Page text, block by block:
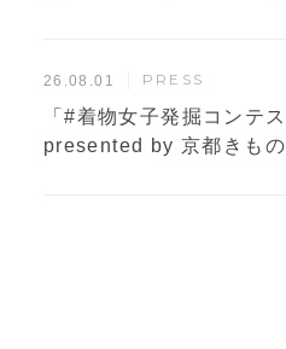
26.08.01 PRESS
「#着物女子発掘コンテ
presented by 京都きも